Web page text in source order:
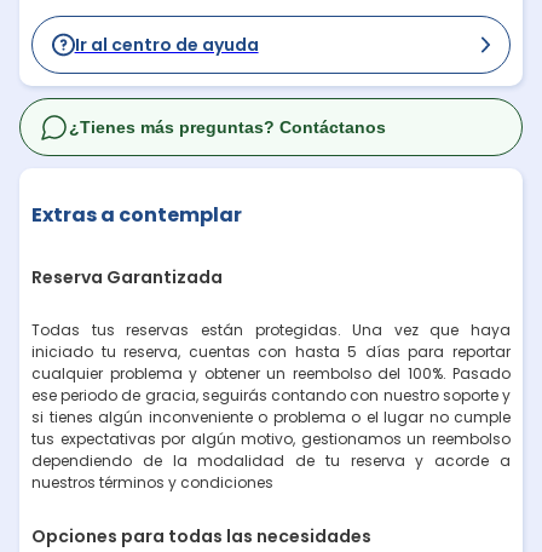
Ir al centro de ayuda
Extras a contemplar
Reserva Garantizada
Todas tus reservas están protegidas. Una vez que haya
iniciado tu reserva, cuentas con hasta 5 días para reportar
cualquier problema y obtener un reembolso del 100%. Pasado
ese periodo de gracia, seguirás contando con nuestro soporte y
si tienes algún inconveniente o problema o el lugar no cumple
tus expectativas por algún motivo, gestionamos un reembolso
dependiendo de la modalidad de tu reserva y acorde a
nuestros términos y condiciones
Opciones para todas las necesidades
¿Tienes más preguntas? Contáctanos